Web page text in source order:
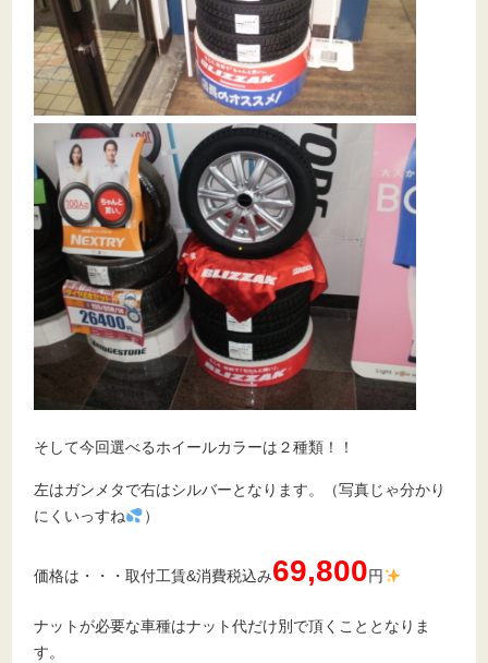
そして今回選べるホイールカラーは２種類！！
左はガンメタで右はシルバーとなります。（写真じゃ分かり
にくいっすね
）
価格は・・・取付工賃&消費税込み69,800円
ナットが必要な車種はナット代だけ別で頂くこととなりま
す。